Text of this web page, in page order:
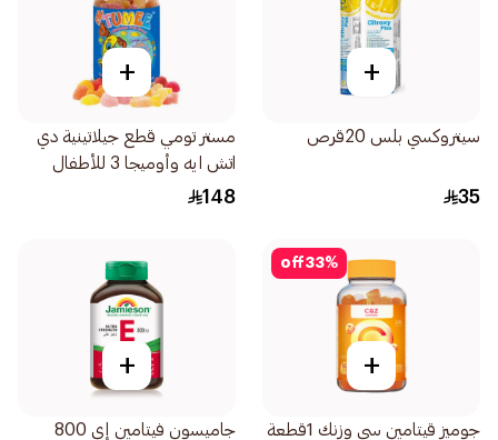
+
سيتروكسي بلس 20قرص
35
+
مستر تومي قطع جيلاتينية دي
اتش ايه وأوميجا 3 للأطفال
60قطعة
148
33%
off
+
جوميز قيتامين سى وزنك 1قطعة
+
جاميسون فيتامين إى 800